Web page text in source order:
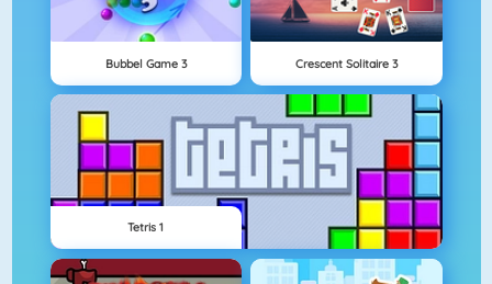
Bubbel Game 3 Crescent Solitaire 3
Tetris 1